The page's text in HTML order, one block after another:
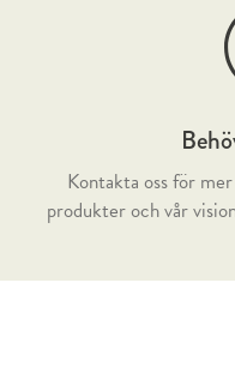
Kontakta oss för
produkter och vår